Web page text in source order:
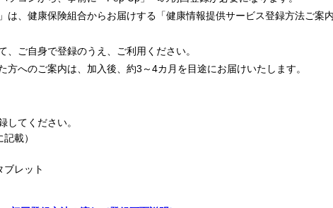
は、健康保険組合からお届けする「健康情報提供サービス登録方法ご案
ご自身で登録のうえ、ご利用ください。
方へのご案内は、加入後、約3～4カ月を目途にお届けいたします。
してください。
載）
ブレット